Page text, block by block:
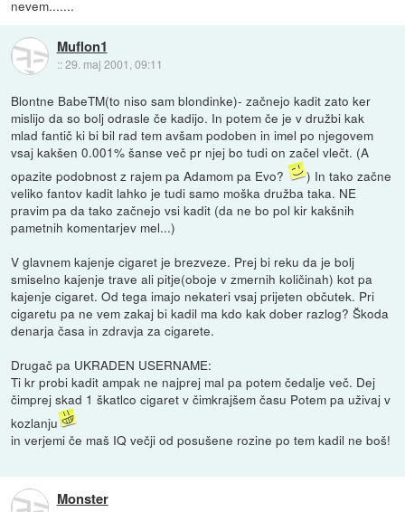
nevem.......
Muflon1
::29. maj 2001, 09:11
Blontne BabeTM(to niso sam blondinke)- začnejo kadit zato ker
mislijo da so bolj odrasle če kadijo. In potem če je v družbi kak
mlad fantič ki bi bil rad tem avšam podoben in imel po njegovem
vsaj kakšen 0.001% šanse več pr njej bo tudi on začel vlečt. (A
opazite podobnost z rajem pa Adamom pa Evo?
) In tako začne
veliko fantov kadit lahko je tudi samo moška družba taka. NE
pravim pa da tako začnejo vsi kadit (da ne bo pol kir kakšnih
pametnih komentarjev mel...)
V glavnem kajenje cigaret je brezveze. Prej bi reku da je bolj
smiselno kajenje trave ali pitje(oboje v zmernih količinah) kot pa
kajenje cigaret. Od tega imajo nekateri vsaj prijeten občutek. Pri
cigaretu pa ne vem zakaj bi kadil ma kdo kak dober razlog? Škoda
denarja časa in zdravja za cigarete.
Drugač pa UKRADEN USERNAME:
Ti kr probi kadit ampak ne najprej mal pa potem čedalje več. Dej
čimprej skad 1 škatlco cigaret v čimkrajšem času Potem pa uživaj v
kozlanju
in verjemi če maš IQ večji od posušene rozine po tem kadil ne boš!
Monster